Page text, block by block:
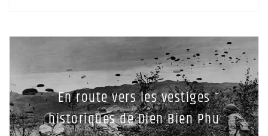
En route vers les vestiges
historiques de Dien Bien Phu